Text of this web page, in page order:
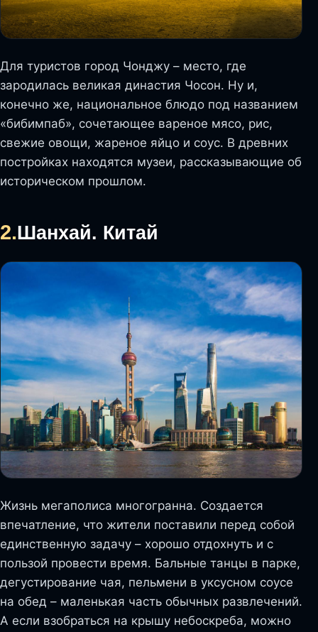
Для туристов город Чонджу – место, где
зародилась великая династия Чосон. Ну и,
конечно же, национальное блюдо под названием
«бибимпаб», сочетающее вареное мясо, рис,
свежие овощи, жареное яйцо и соус. В древних
постройках находятся музеи, рассказывающие об
историческом прошлом.
2.Шанхай. Китай
Жизнь мегаполиса многогранна. Создается
впечатление, что жители поставили перед собой
единственную задачу – хорошо отдохнуть и с
пользой провести время. Бальные танцы в парке,
дегустирование чая, пельмени в уксусном соусе
на обед – маленькая часть обычных развлечений.
А если взобраться на крышу небоскреба, можно